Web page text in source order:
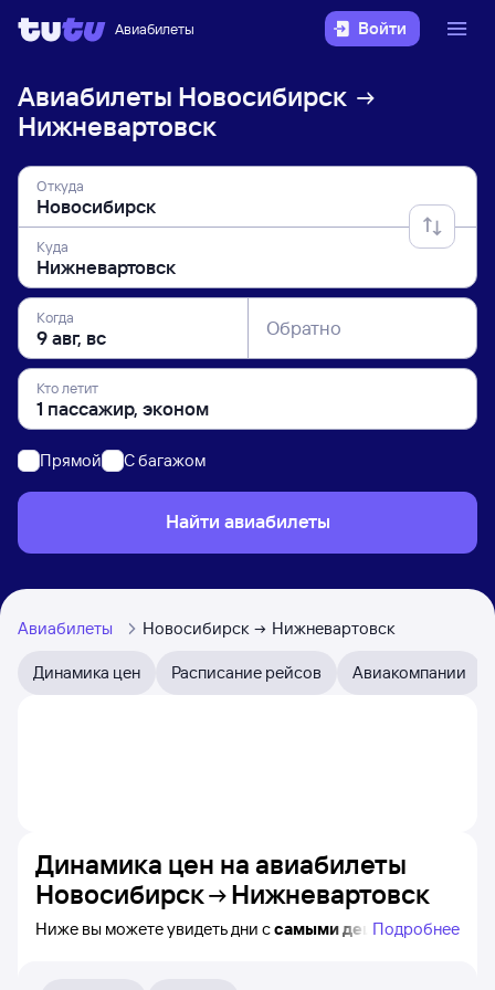
Авиабилеты Войти
Авиабилеты Новосибирск
Нижневартовск
Откуда
Куда
Когда Обратно
Кто летит
Прямой C багажом
Найти авиабилеты
Авиабилеты Новосибирск Нижневартовск
Динамика цен Расписание рейсов Авиакомпании
Динамика цен на авиабилеты
Новосибирск
Нижневартовск
Ниже вы можете увидеть дни ссамыми дешёвыми
Подробнее